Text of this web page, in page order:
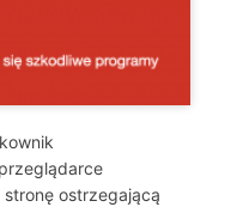
ostrzegającą